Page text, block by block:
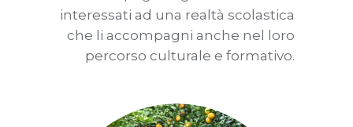
interessati ad una realtà scolastica
che li accompagni anche nel loro
percorso culturale e formativo.